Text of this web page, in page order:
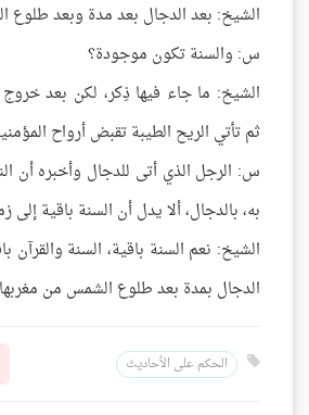
الشيخ: بعد الدجال بعد مدة وبعد طلوع
س: والسنة تكون موجودة؟
الشيخ: ما جاء فيها ذِكر، لكن بعد خروج
ثم تأتي الريح الطيبة تقبض أرواح
س: الرجل الذي أتى للدجال وأخبره أن
به، بالدجال، ألا يدل أن السنة باقية إلى
الشيخ: نعم السنة باقية، السنة والقرآن
الدجال بمدة بعد طلوع الشمس من
الحكم على الأحاديث